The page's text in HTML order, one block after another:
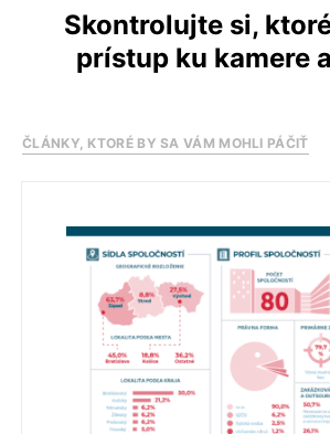
Skontrolujte si,
prístup ku kamere
ČLÁNKY, KTORÉ BY SA VÁM MOHLI PÁČIŤ